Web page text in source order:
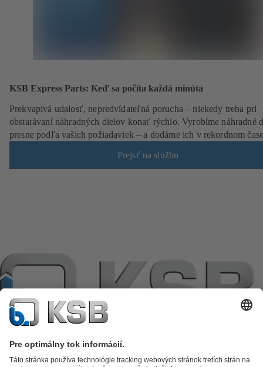
KSB Express Parts: Keď sa počíta každá minúta
Prekvapivá udalosť, nepredvídateľná porucha – niekedy treba pri
obstarávaní náhradných dielov konať rýchlo. Vyrobíme náhradné
presne podľa vašich požiadaviek – a dodáme ich v rekordnom
Prejsť na službu